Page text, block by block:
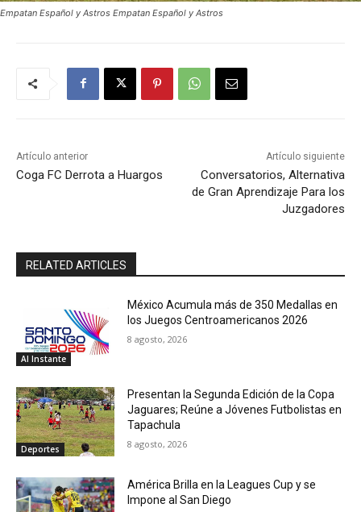
Empatan Español y Astros Empatan Español y Astros
Artículo anterior
Coga FC Derrota a Huargos
Artículo siguiente
Conversatorios, Alternativa
de Gran Aprendizaje Para los
Juzgadores
RELATED ARTICLES
Al Instante
México Acumula más de 350 Medallas en
los Juegos Centroamericanos 2026
8 agosto, 2026
Deportes
Presentan la Segunda Edición de la Copa
Jaguares; Reúne a Jóvenes Futbolistas en
Tapachula
8 agosto, 2026
América Brilla en la Leagues Cup y se
Impone al San Diego